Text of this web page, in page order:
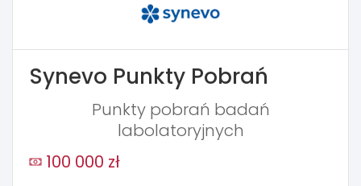
Synevo Punkty Pobrań
Punkty pobrań badań
labolatoryjnych
100 000 zł